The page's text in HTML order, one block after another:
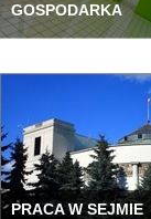
GOSPODARKA
PRACA W SEJMIE